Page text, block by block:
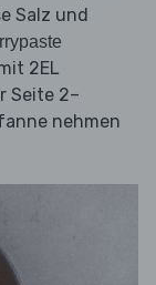
Salz und
2EL
Seite 2–
nehmen